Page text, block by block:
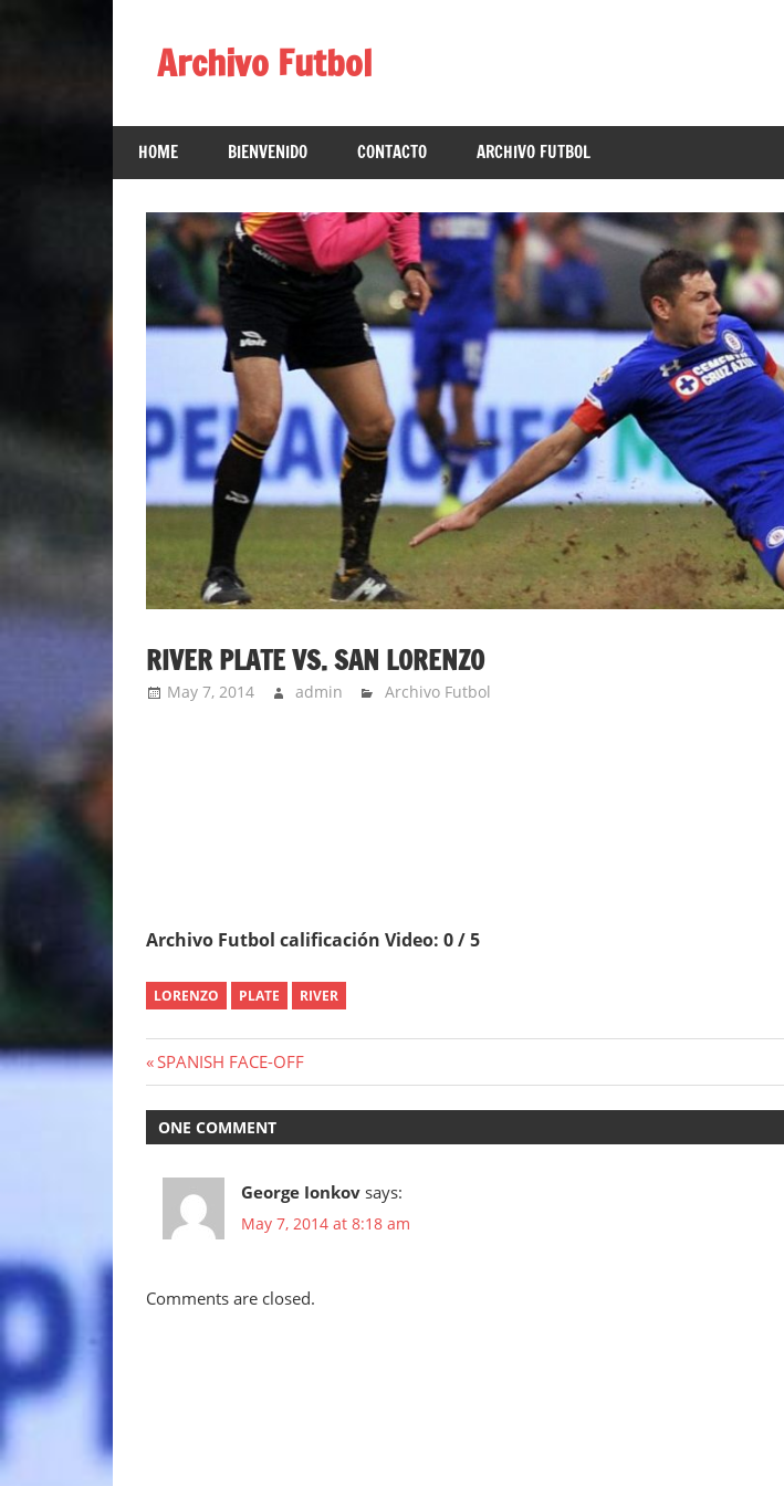
contentArchivo Futbol
Mejor
de
América
de
fútbol
HOME BIENVENIDO CONTACTO ARCHIVO FUTBOL
RIVER PLATE VS. SAN LORENZO
May 7, 2014 admin Archivo Futbol
Archivo Futbol calificación Video: 0 / 5
LORENZO PLATE RIVER
Post
navigation
Previous
Post:
SPANISH FACE-OFF
ONE COMMENT
George Ionkov says:
May 7, 2014 at 8:18 am
Comments are closed.